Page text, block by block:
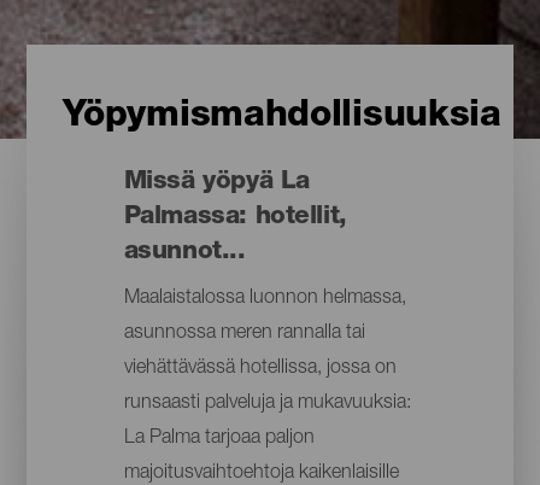
Yöpymismahdollisuuksia
Missä yöpyä La
Palmassa: hotellit,
asunnot...
Maalaistalossa luonnon helmassa,
asunnossa meren rannalla tai
viehättävässä hotellissa, jossa on
runsaasti palveluja ja mukavuuksia:
La Palma tarjoaa paljon
majoitusvaihtoehtoja kaikenlaisille